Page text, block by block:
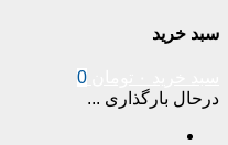
سبد خرید
0
درحال بارگذاری ...